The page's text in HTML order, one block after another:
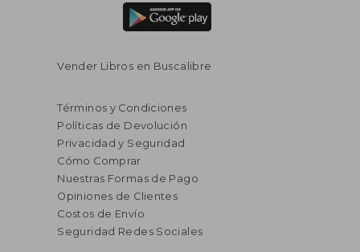
Vender Libros en Buscalibre
Términos y Condiciones
Políticas de Devolución
Privacidad y Seguridad
Cómo Comprar
Nuestras Formas de Pago
Opiniones de Clientes
Costos de Envío
Seguridad Redes Sociales